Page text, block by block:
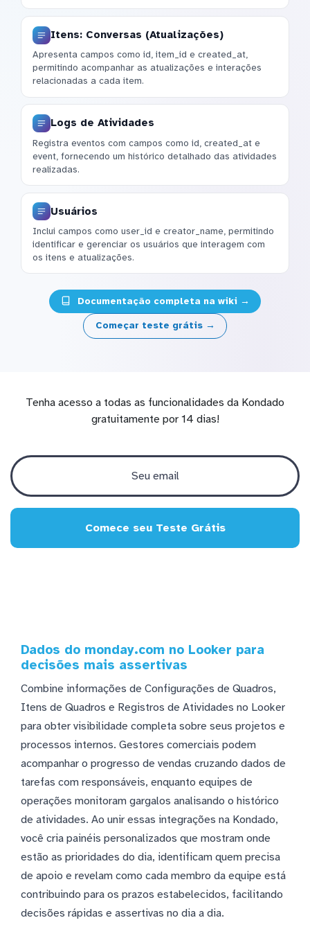
Itens: Conversas (Atualizações)
Apresenta campos como id, item_id e created_at,
permitindo acompanhar as atualizações e interações
relacionadas a cada item.
Logs de Atividades
Registra eventos com campos como id, created_at e
event, fornecendo um histórico detalhado das atividades
realizadas.
Usuários
Inclui campos como user_id e creator_name, permitindo
identificar e gerenciar os usuários que interagem com
os itens e atualizações.
Documentação completa na wiki →
Começar teste grátis →
Tenha acesso a todas as funcionalidades da Kondado
gratuitamente por 14 dias!
Comece seu Teste Grátis
Dados do monday.com no Looker para
decisões mais assertivas
Combine informações de Configurações de Quadros,
Itens de Quadros e Registros de Atividades no Looker
para obter visibilidade completa sobre seus projetos e
processos internos. Gestores comerciais podem
acompanhar o progresso de vendas cruzando dados de
tarefas com responsáveis, enquanto equipes de
operações monitoram gargalos analisando o histórico
de atividades. Ao unir essas integrações na Kondado,
você cria painéis personalizados que mostram onde
estão as prioridades do dia, identificam quem precisa
de apoio e revelam como cada membro da equipe está
contribuindo para os prazos estabelecidos, facilitando
decisões rápidas e assertivas no dia a dia.